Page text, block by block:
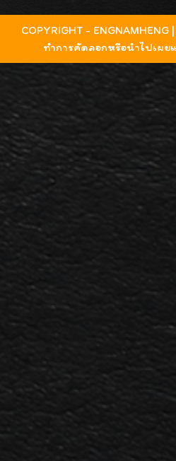
COPYRIGHT -
ทำการคัดลอกหรือนำไปเผ